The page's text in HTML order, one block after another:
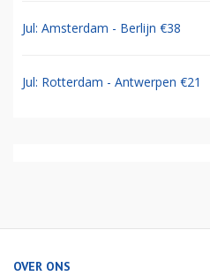
Jul: Amsterdam - Berlijn €38
Jul: Rotterdam - Antwerpen €21
OVER ONS